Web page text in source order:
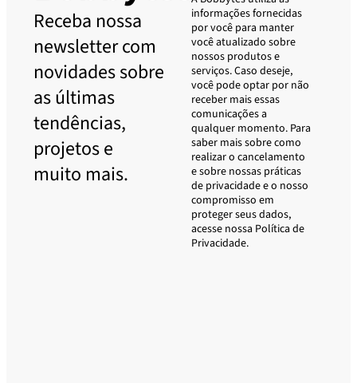
Receba nossa
newsletter com
novidades sobre
as últimas
tendências,
projetos e
muito mais.
informações fornecidas
por você para manter
você atualizado sobre
nossos produtos e
serviços. Caso deseje,
você pode optar por não
receber mais essas
comunicações a
qualquer momento. Para
saber mais sobre como
realizar o cancelamento
e sobre nossas práticas
de privacidade e o nosso
compromisso em
proteger seus dados,
acesse nossa Política de
Privacidade.